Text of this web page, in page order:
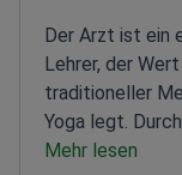
Der Arzt ist ein
Lehrer, der
traditioneller
Yoga legt.
Engagement
Mehr lesen